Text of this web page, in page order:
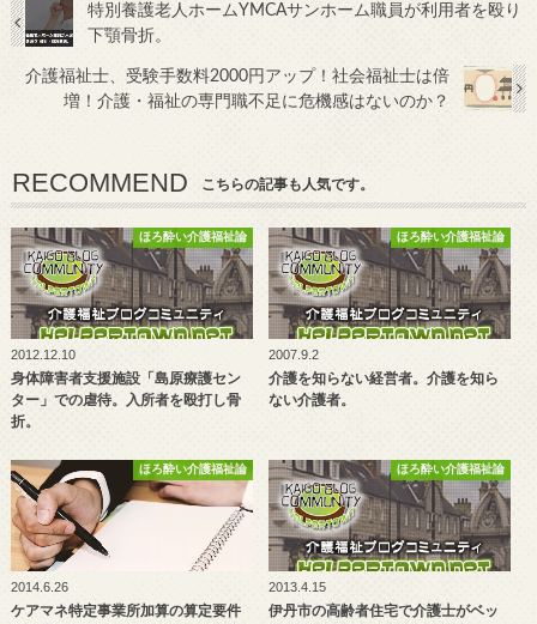
特別養護老人ホームYMCAサンホーム職員が利用者を殴り
下顎骨折。
介護福祉士、受験手数料2000円アップ！社会福祉士は倍
増！介護・福祉の専門職不足に危機感はないのか？
RECOMMEND こちらの記事も人気です。
ほろ酔い介護福祉論
2012.12.10
身体障害者支援施設「島原療護セン
ター」での虐待。入所者を殴打し骨
折。
ほろ酔い介護福祉論
2007.9.2
介護を知らない経営者。介護を知ら
ない介護者。
ほろ酔い介護福祉論
2014.6.26
ケアマネ特定事業所加算の算定要件
ほろ酔い介護福祉論
2013.4.15
伊丹市の高齢者住宅で介護士がベッ